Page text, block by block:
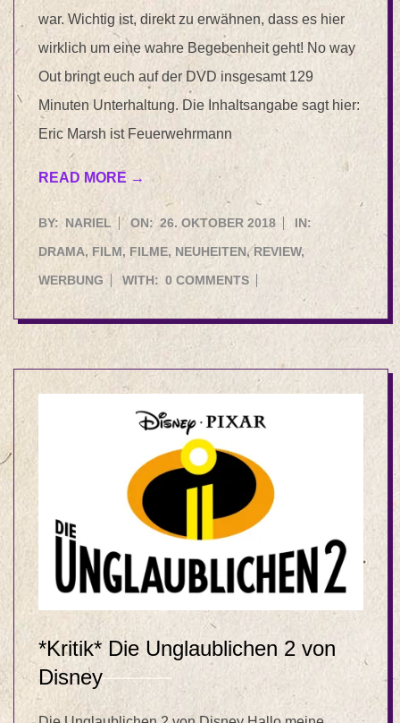
war. Wichtig ist, direkt zu erwähnen, dass es hier
wirklich um eine wahre Begebenheit geht! No way
Out bringt euch auf der DVD insgesamt 129
Minuten Unterhaltung. Die Inhaltsangabe sagt hier:
Eric Marsh ist Feuerwehrmann
READ MORE →
2018-
10-
26
BY: NARIEL ON: 26. OKTOBER 2018 IN:
DRAMA, FILM, FILME, NEUHEITEN,REVIEW,
WERBUNG WITH: 0 COMMENTS
*Kritik* Die Unglaublichen 2 von
Disney